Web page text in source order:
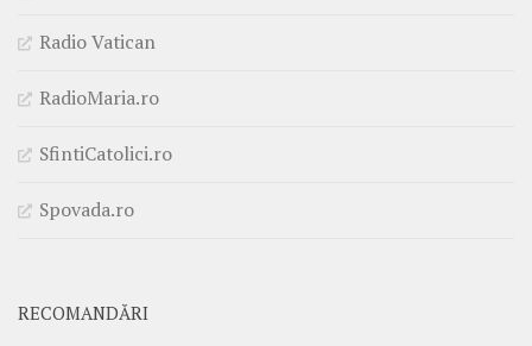
Radio Vatican
RadioMaria.ro
SfintiCatolici.ro
Spovada.ro
RECOMANDĂRI